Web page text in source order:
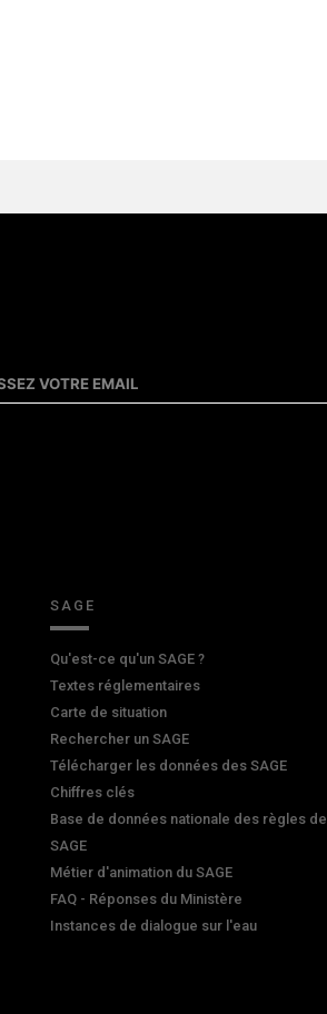
SAGE
Qu'est-ce qu'un SAGE ?
Textes réglementaires
Carte de situation
Rechercher un SAGE
Télécharger les données des SAGE
Chiffres clés
Base de données nationale des règles de
SAGE
Métier d'animation du SAGE
FAQ - Réponses du Ministère
Instances de dialogue sur l'eau